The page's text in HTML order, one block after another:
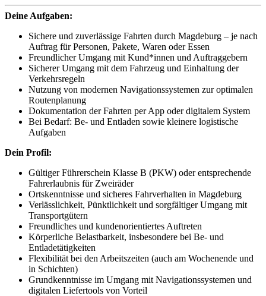
Deine Aufgaben:
Sichere und zuverlässige Fahrten durch Magdeburg – je nach
Auftrag für Personen, Pakete, Waren oder Essen
Freundlicher Umgang mit Kund*innen und Auftraggebern
Sicherer Umgang mit dem Fahrzeug und Einhaltung der
Verkehrsregeln
Nutzung von modernen Navigationssystemen zur optimalen
Routenplanung
Dokumentation der Fahrten per App oder digitalem System
Bei Bedarf: Be- und Entladen sowie kleinere logistische
Aufgaben
Dein Profil:
Gültiger Führerschein Klasse B (PKW) oder entsprechende
Fahrerlaubnis für Zweiräder
Ortskenntnisse und sicheres Fahrverhalten in Magdeburg
Verlässlichkeit, Pünktlichkeit und sorgfältiger Umgang mit
Transportgütern
Freundliches und kundenorientiertes Auftreten
Körperliche Belastbarkeit, insbesondere bei Be- und
Entladetätigkeiten
Flexibilität bei den Arbeitszeiten (auch am Wochenende und
in Schichten)
Grundkenntnisse im Umgang mit Navigationssystemen und
digitalen Liefertools von Vorteil